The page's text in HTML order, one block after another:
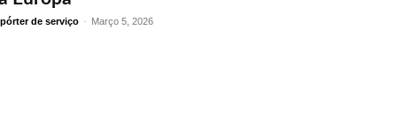
de serviço - Março 5, 2026